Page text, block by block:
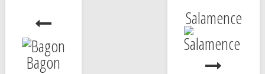
Bagon
Salamence